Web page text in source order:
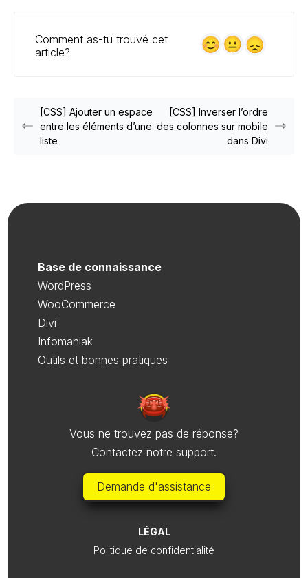
Comment as-tu trouvé cet
article?
[CSS] Ajouter un espace
entre les éléments d’une
liste
[CSS] Inverser l’ordre
des colonnes sur mobile
dans Divi
Base de connaissance
WordPress
WooCommerce
Divi
Infomaniak
Outils et bonnes pratiques
Vous ne trouvez pas de réponse?
Contactez notre support.
Demande d'assistance
LÉGAL
Politique de confidentialité